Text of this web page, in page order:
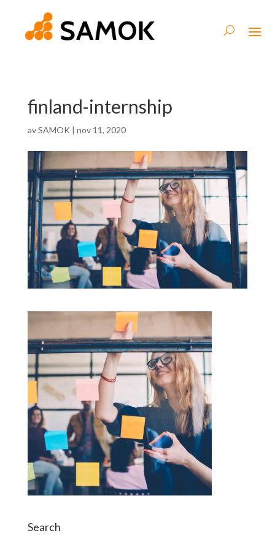
finland-internship
avSAMOK | nov 11, 2020
Search